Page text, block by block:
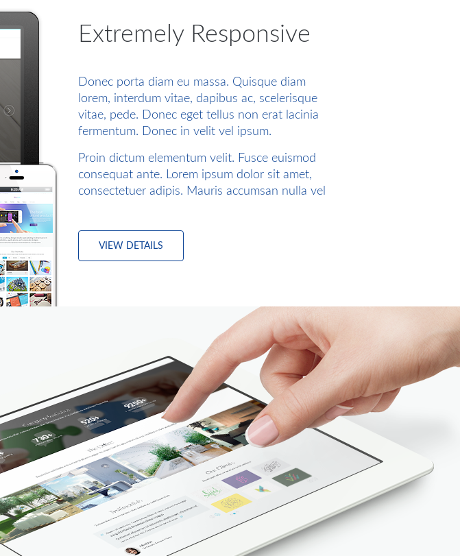
Extremely Responsive
Donec porta diam eu massa. Quisque diam
lorem, interdum vitae, dapibus ac, scelerisque
vitae, pede. Donec eget tellus non erat lacinia
fermentum. Donec in velit vel ipsum.
Proin dictum elementum velit. Fusce euismod
consequat ante. Lorem ipsum dolor sit amet,
consectetuer adipis. Mauris accumsan nulla vel
VIEW DETAILS